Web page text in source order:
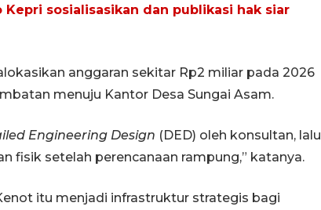
sosialisasikan dan publikasi hak siar
anggaran sekitar Rp2 miliar pada 2026
menuju Kantor Desa Sungai Asam.
Engineering Design (DED) oleh konsultan, lalu
fisik setelah perencanaan rampung,” katanya.
itu menjadi infrastruktur strategis bagi
gunakan mobil jenazah